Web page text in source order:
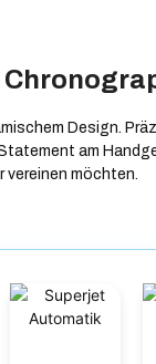
Design.
am
vereinen möchten.